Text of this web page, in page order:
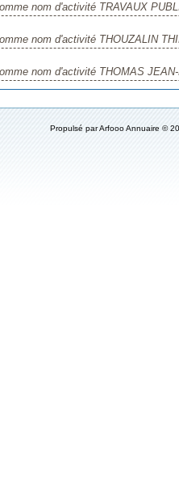
nom d'activité TRAVAUX
nom d'activité THOUZALIN
nom d'activité THOMAS
Propulsé parArfooo Annuaire ©